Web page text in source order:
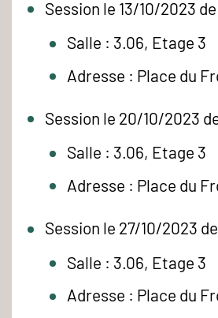
Session le 13/10/2023
Salle : 3.06, Etage 3
Adresse : Place du
Session le 20/10/2023
Salle : 3.06, Etage 3
Adresse : Place du
Session le 27/10/2023
Salle : 3.06, Etage 3
Adresse : Place du